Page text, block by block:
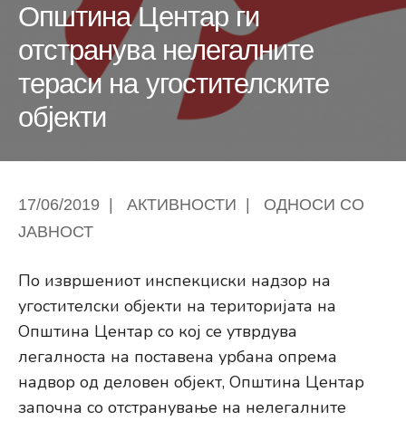
Општина Центар ги
отстранува нелегалните
тераси на угостителските
објекти
17/06/2019 АКТИВНОСТИ
ОДНОСИ СО
ЈАВНОСТ
По извршениот инспекциски надзор на
угостителски објекти на територијата на
Општина Центар со кој се утврдува
легалноста на поставена урбана опрема
надвор од деловен објект, Општина Центар
започна со отстранување на нелегалните